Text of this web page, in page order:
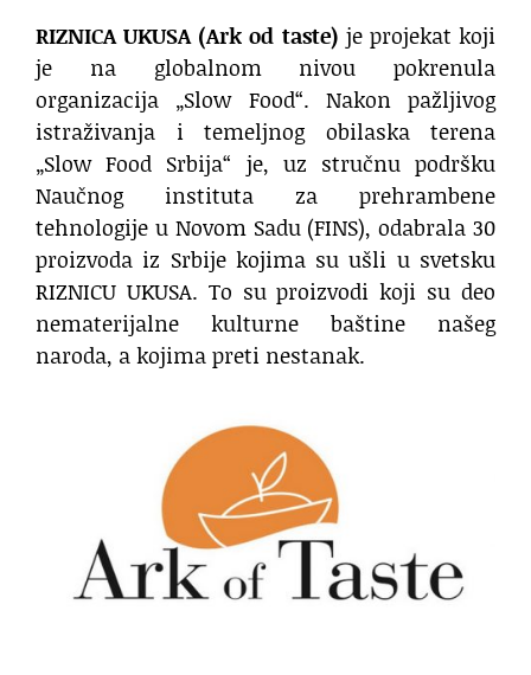
RIZNICA UKUSA (Ark od taste) je projekat koji
je na globalnom nivou pokrenula
organizacija „Slow Food“. Nakon pažljivog
istraživanja i temeljnog obilaska terena
„Slow Food Srbija“ je, uz stručnu podršku
Naučnog instituta za prehrambene
tehnologije u Novom Sadu (FINS), odabrala 30
proizvoda iz Srbije kojima su ušli u svetsku
RIZNICU UKUSA. To su proizvodi koji su deo
nematerijalne kulturne baštine našeg
naroda, a kojima preti nestanak.